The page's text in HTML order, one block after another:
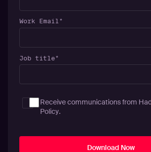
Work Email *
Job title*
Receive communications from
Policy.